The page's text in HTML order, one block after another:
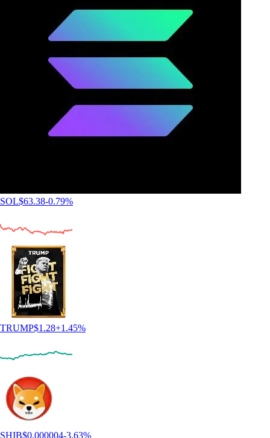
SOL$63.38-0.79%
TRUMP$1.28+1.45%
SHIB$0.000004-3.63%